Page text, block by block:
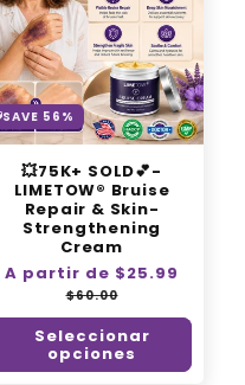
SAVE 56%
💥75K+ SOLD💕-
LIMETOW® Bruise
Repair & Skin-
Strengthening
Cream
Precio
habitual
A partir de $25.99
oferta
$60.00
Seleccionar
opciones